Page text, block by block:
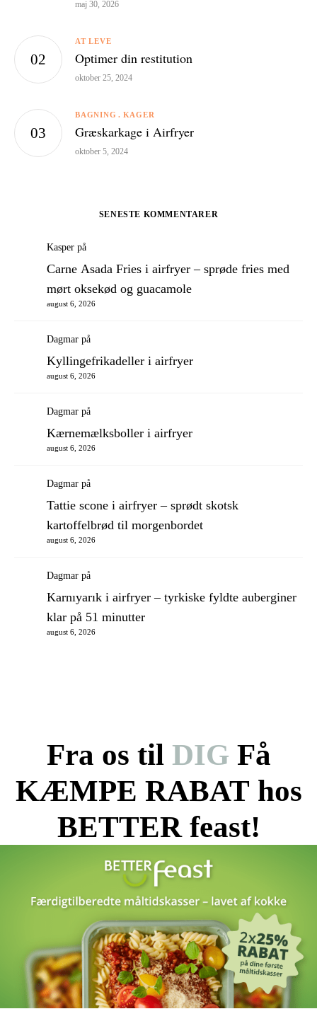
maj 30, 2026
AT LEVE
Optimer din restitution
oktober 25, 2024
BAGNING KAGER
Græskarkage i Airfryer
oktober 5, 2024
SENESTE KOMMENTARER
Kasperpå
Carne Asada Fries i airfryer – sprøde fries med
mørt oksekød og guacamole
august 6, 2026
Dagmarpå
Kyllingefrikadeller i airfryer
august 6, 2026
Dagmarpå
Kærnemælksboller i airfryer
august 6, 2026
Dagmarpå
Tattie scone i airfryer – sprødt skotsk
kartoffelbrød til morgenbordet
august 6, 2026
Dagmarpå
Karnıyarık i airfryer – tyrkiske fyldte auberginer
klar på 51 minutter
august 6, 2026
Fra os til DIG Få
KÆMPE RABAT hos
BETTER feast!